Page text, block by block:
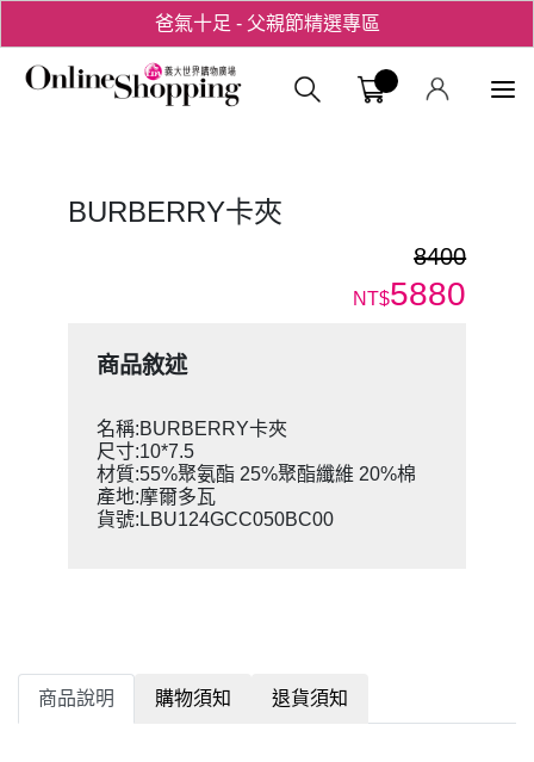
爸氣十足 - 父親節精選專區
用心愛你！七夕星選禮遇！義大購物
BURBERRY卡夾
8400
NT$5880
商品敘述
名稱:BURBERRY卡夾
尺寸:10*7.5
材質:55%聚氨酯 25%聚酯纖維 20%棉
產地:摩爾多瓦
貨號:LBU124GCC050BC00
商品說明 購物須知 退貨須知